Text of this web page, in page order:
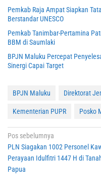
Pemkab Raja Ampat Siapkan
Berstandar UNESCO
Pemkab Tanimbar-Pertamina
BBM di Saumlaki
BPJN Maluku Percepat
Sinergi Capai Target
BPJN Maluku Direktorat
Kementerian PUPR Posko
Navigasi
pos
Pos sebelumnya
PLN Siagakan 1002 Personel
Perayaan Idulfitri 1447 H di
Papua